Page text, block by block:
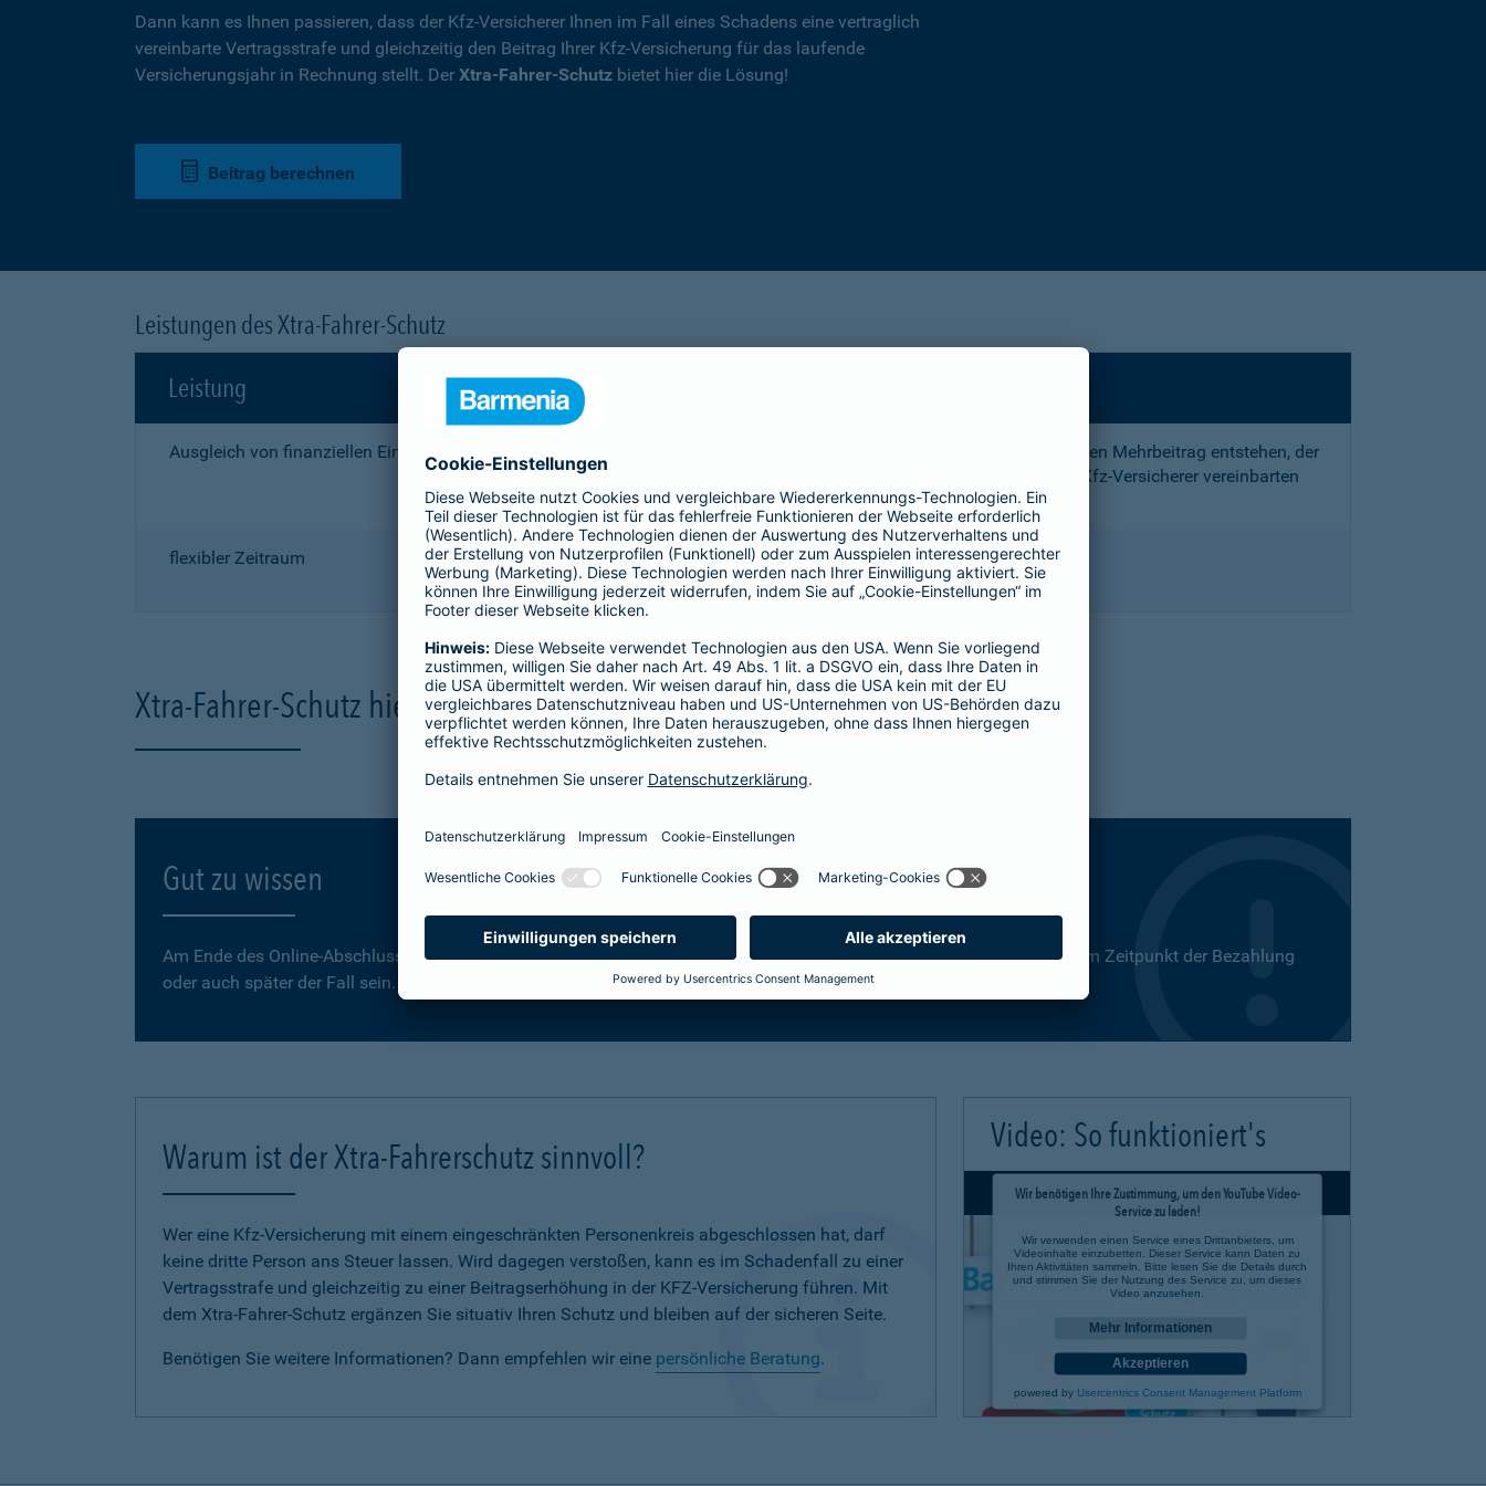
Dann kann es Ihnen passieren, dass der Kfz-Versicherer Ihnen im Fall eines Schadens eine vertraglich
vereinbarte Vertragsstrafe und gleichzeitig den Beitrag Ihrer Kfz-Versicherung für das laufende
Versicherungsjahr in Rechnung stellt. Der Xtra-Fahrer-Schutz bietet hier die Lösung!
Beitrag berechnen
Leistungen des Xtra-Fahrer-Schutz
Leistung
Ausgleich von finanziellen Einbußen
die Ihnen nach einem Unfall durch die Vertragsstrafe und den Mehrbeitrag entstehen, der
Ihnen wegen einer unerlaubten Erweiterung des mit Ihrem Kfz-Versicherer vereinbarten
Fahrerkreises in Rechnung gestellt wird
flexibler Zeitraum
1, 2 oder 3 Tage bzw.
1, 2 oder 3 Wochen
Xtra-Fahrer-Schutz hier online berechnen und direkt abschließen
Gut zu wissen
Am Ende des Online-Abschlusses können Sie selbst bestimmen, ab wann Ihr Xtra-Fahrer-Schutz gültig ist. Dies kann zum Zeitpunkt der Bezahlung
oder auch später der Fall sein.
Warum ist der Xtra-Fahrerschutz sinnvoll?
Wer eine Kfz-Versicherung mit einem eingeschränkten Personenkreis abgeschlossen hat, darf
keine dritte Person ans Steuer lassen. Wird dagegen verstoßen, kann es im Schadenfall zu einer
Vertragsstrafe und gleichzeitig zu einer Beitragserhöhung in der KFZ-Versicherung führen. Mit
dem Xtra-Fahrer-Schutz ergänzen Sie situativ Ihren Schutz und bleiben auf der sicheren Seite.
Benötigen Sie weitere Informationen? Dann empfehlen wir eine persönliche Beratung.
Video: So funktioniert's
Wir benötigen Ihre Zustimmung, um den YouTube Video-
Service zu laden!
Wir verwenden einen Service eines Drittanbieters, um
Videoinhalte einzubetten. Dieser Service kann Daten zu
Ihren Aktivitäten sammeln. Bitte lesen Sie die Details durch
und stimmen Sie der Nutzung des Service zu, um dieses
Video anzusehen.
Mehr Informationen
Akzeptieren
powered by Usercentrics Consent Management Platform